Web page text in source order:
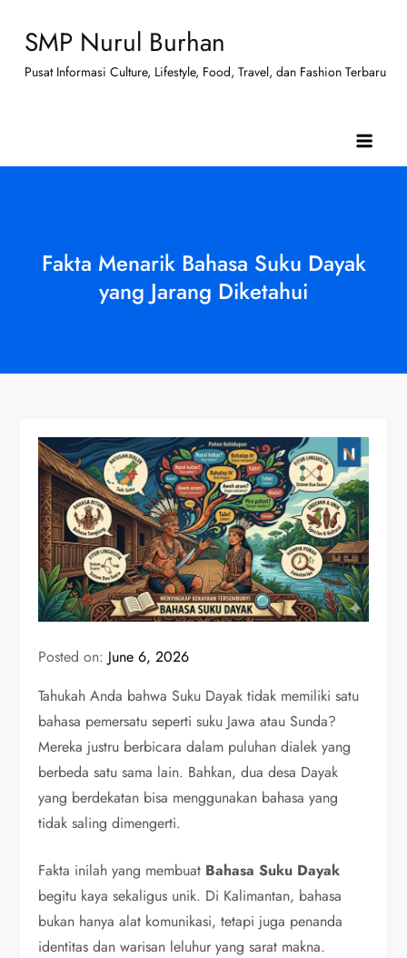
content
SMP Nurul Burhan
Pusat Informasi Culture, Lifestyle, Food, Travel, dan Fashion Terbaru
Fakta Menarik Bahasa Suku Dayak
yang Jarang Diketahui
Posted on: June 6, 2026
Tahukah Anda bahwa Suku Dayak tidak memiliki satu
bahasa pemersatu seperti suku Jawa atau Sunda?
Mereka justru berbicara dalam puluhan dialek yang
berbeda satu sama lain. Bahkan, dua desa Dayak
yang berdekatan bisa menggunakan bahasa yang
tidak saling dimengerti.
Fakta inilah yang membuat Bahasa Suku Dayak
begitu kaya sekaligus unik. Di Kalimantan, bahasa
bukan hanya alat komunikasi, tetapi juga penanda
identitas dan warisan leluhur yang sarat makna.